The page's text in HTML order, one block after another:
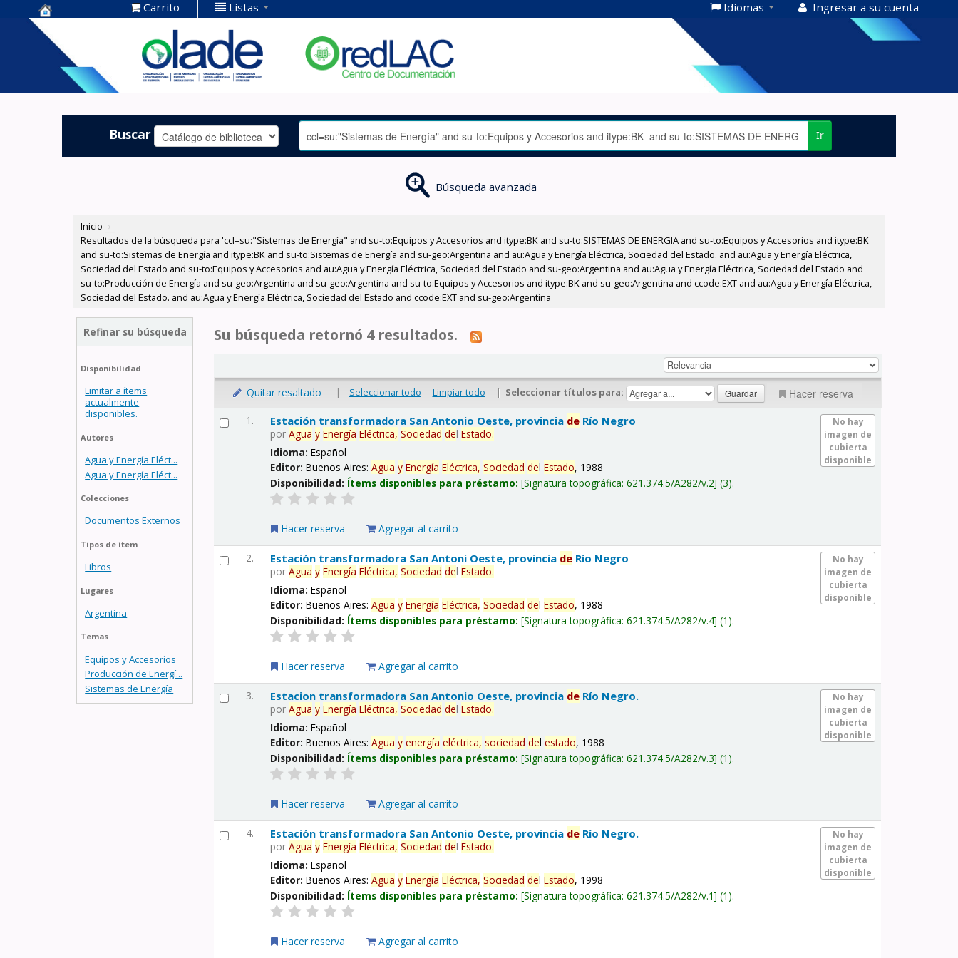
Centro de
Documentación
OLADE -
Carrito Listas Idiomas Ingresar a su cuenta
Buscar Ir
Búsqueda avanzada
Inicio ›
Resultados de la búsqueda para 'ccl=su:"Sistemas de Energía" and su-to:Equipos y Accesorios and itype:BK and su-to:SISTEMAS DE ENERGIA and su-to:Equipos y Accesorios and itype:BK
and su-to:Sistemas de Energía and itype:BK and su-to:Sistemas de Energía and su-geo:Argentina and au:Agua y Energía Eléctrica, Sociedad del Estado. and au:Agua y Energía Eléctrica,
Sociedad del Estado and su-to:Equipos y Accesorios and au:Agua y Energía Eléctrica, Sociedad del Estado and su-geo:Argentina and au:Agua y Energía Eléctrica, Sociedad del Estado and
su-to:Producción de Energía and su-geo:Argentina and su-geo:Argentina and su-to:Equipos y Accesorios and itype:BK and su-geo:Argentina and ccode:EXT and au:Agua y Energía Eléctrica,
Sociedad del Estado. and au:Agua y Energía Eléctrica, Sociedad del Estado and ccode:EXT and su-geo:Argentina'
Refinar su búsqueda
Disponibilidad
Limitar a ítems
actualmente
disponibles.
Autores
Agua y Energía Eléct...
Agua y Energía Eléct...
Colecciones
Documentos Externos
Tipos de ítem
Libros
Lugares
Argentina
Temas
Equipos y Accesorios
Producción de Energí...
Sistemas de Energía
Su búsqueda retornó 4 resultados.
Quitar resaltado | Seleccionar todo Limpiar todo | Seleccionar títulos para: Hacer reserva
1.
No hay
imagen de
cubierta
disponible
Estación transformadora San Antonio Oeste, provincia de Río Negro
porAgua y Energía Eléctrica, Sociedad delEstado.
Idioma:Español
Editor:Buenos Aires:Agua y Energía Eléctrica, Sociedad delEstado, 1988
Disponibilidad: Ítems disponibles para préstamo: Signatura topográfica:621.374.5/A282/v.2 (3).
Hacer reserva Agregar al carrito
2.
No hay
imagen de
cubierta
disponible
Estación transformadora San Antoni Oeste, provincia de Río Negro
porAgua y Energía Eléctrica, Sociedad delEstado.
Idioma:Español
Editor:Buenos Aires:Agua y Energía Eléctrica, Sociedad delEstado, 1988
Disponibilidad: Ítems disponibles para préstamo: Signatura topográfica:621.374.5/A282/v.4 (1).
Hacer reserva Agregar al carrito
3.
No hay
imagen de
cubierta
disponible
Estacion transformadora San Antonio Oeste, provincia de Río Negro.
porAgua y Energía Eléctrica, Sociedad delEstado.
Idioma:Español
Editor:Buenos Aires:Agua y energía eléctrica, sociedad delestado, 1988
Disponibilidad: Ítems disponibles para préstamo: Signatura topográfica:621.374.5/A282/v.3 (1).
Hacer reserva Agregar al carrito
4.
No hay
imagen de
cubierta
disponible
Estación transformadora San Antonio Oeste, provincia de Río Negro.
porAgua y Energía Eléctrica, Sociedad delEstado.
Idioma:Español
Editor:Buenos Aires:Agua y Energía Eléctrica, Sociedad delEstado, 1998
Disponibilidad: Ítems disponibles para préstamo: Signatura topográfica:621.374.5/A282/v.1 (1).
Hacer reserva Agregar al carrito